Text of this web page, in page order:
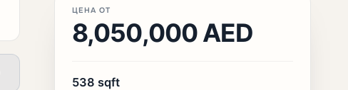
ЦЕНА ОТ
8,050,000 AED
538 sqft